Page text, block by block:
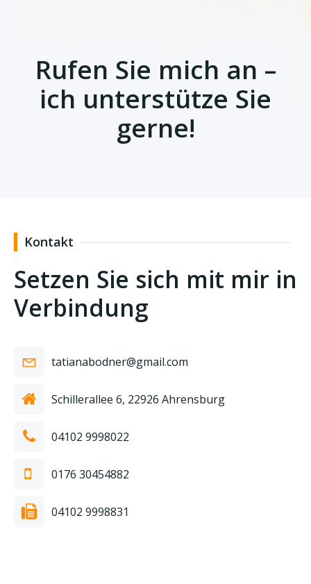
Rufen Sie mich an –
ich unterstütze Sie
gerne!
Kontakt
Setzen Sie sich mit mir in
Verbindung
tatianabodner@gmail.com
Schillerallee 6, 22926 Ahrensburg
04102 9998022
0176 30454882
04102 9998831